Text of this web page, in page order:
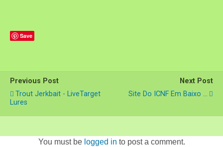
Save
Previous Post
Trout Jerkbait - LiveTarget
Lures
Next Post
Site Do ICNF Em Baixo ...
You must be logged in to post a comment.